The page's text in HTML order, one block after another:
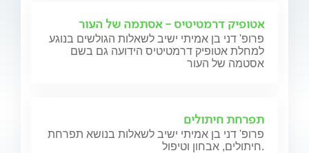
אטופיק דרמטיטיס - אסתמה של העור
פרופ' דני בן אמיתי ישיב לשאלות הגולשים בנוגע
למחלת אטופיק דרמטיטיס הידועה גם בשם
אסטמה של העור
תפרחת חיתולים
פרופ' דני בן אמיתי ישיב לשאלות בנושא תפרחת
חיתולים, אבחון וטיפול.